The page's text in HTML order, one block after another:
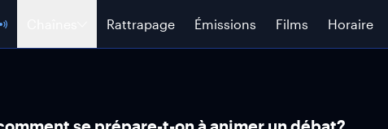
Rattrapage Émissions Films Horaire